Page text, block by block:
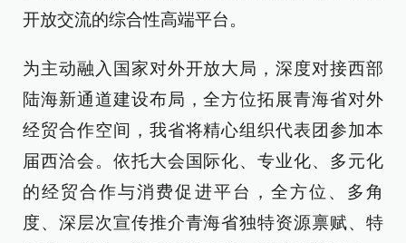
开放交流的综合性高端平台。
为主动融入国家对外开放大局，深度对接西部
陆海新通道建设布局，全方位拓展青海省对外
经贸合作空间，我省将精心组织代表团参加本
届西洽会。依托大会国际化、专业化、多元化
的经贸合作与消费促进平台，全方位、多角
度、深层次宣传推介青海省独特资源禀赋、特